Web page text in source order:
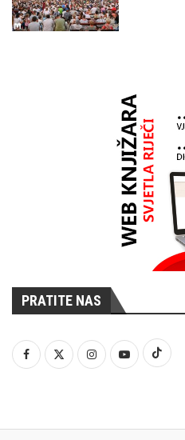
PRATITE NAS